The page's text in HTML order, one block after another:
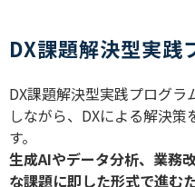
DX課題解決型実践
DX課題解決型実践プログラ
しながら、 DXによる解決策
す。
生成AIやデータ分析、業務
な課題に即した形式で進む